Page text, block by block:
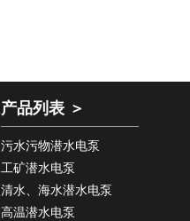
产品列表 ＞
污水污物潜水电泵
工矿潜水电泵
清水、海水潜水电泵
高温潜水电泵